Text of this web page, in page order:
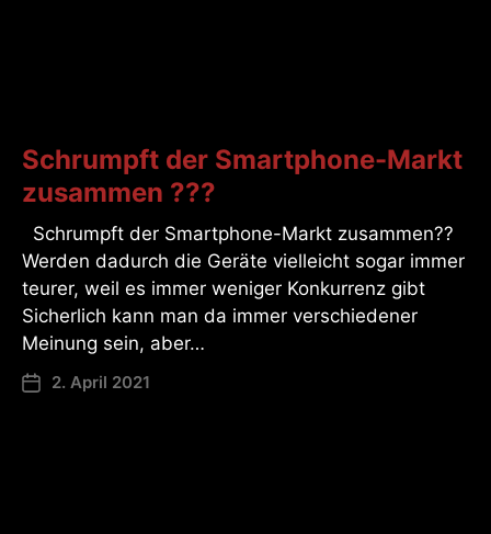
Schrumpft der Smartphone-Markt
zusammen ???
Schrumpft der Smartphone-Markt zusammen??
Werden dadurch die Geräte vielleicht sogar immer
teurer, weil es immer weniger Konkurrenz gibt
Sicherlich kann man da immer verschiedener
Meinung sein, aber…
2. April 2021